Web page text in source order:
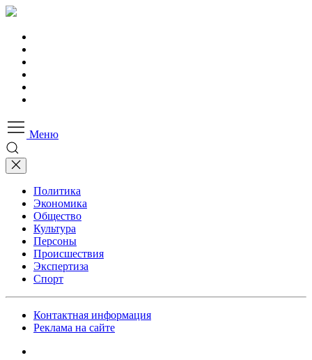
Меню
Политика
Экономика
Общество
Культура
Персоны
Происшествия
Экспертиза
Спорт
Контактная информация
Реклама на сайте